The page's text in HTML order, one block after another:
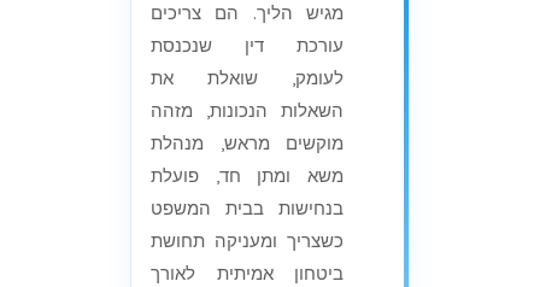
מגיש הליך. הם צריכים
עורכת דין שנכנסת
לעומק, שואלת את
השאלות הנכונות, מזהה
מוקשים מראש, מנהלת
משא ומתן חד, פועלת
בנחישות בבית המשפט
כשצריך ומעניקה תחושת
ביטחון אמיתית לאורך